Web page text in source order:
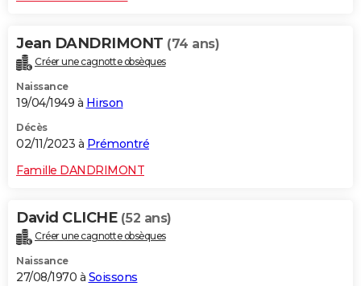
Jean DANDRIMONT (74 ans)
Créer une cagnotte obsèques
Naissance
19/04/1949 à Hirson
Décès
02/11/2023 à Prémontré
Famille DANDRIMONT
David CLICHE (52 ans)
Créer une cagnotte obsèques
Naissance
27/08/1970 à Soissons